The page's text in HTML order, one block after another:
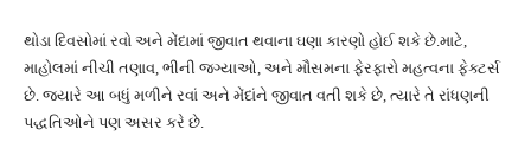
થોડા દિવસોમાં રવો અને મેંદામાં જીવાત થવાના ઘણા કારણો હોઈ શકે છે.માટે,
માહોલમાં નીચી તણાવ, ભીની જગ્યાઓ, અને મૌસમના ફેરફારો મહત્વના ફેક્ટર્સ
છે. જ્યારે આ બધું મળીને રવાં અને મેંદાંને જીવાત વતી શકે છે, ત્યારે તે રાંધણની
પદ્ધતિઓને પણ અસર કરે છે.